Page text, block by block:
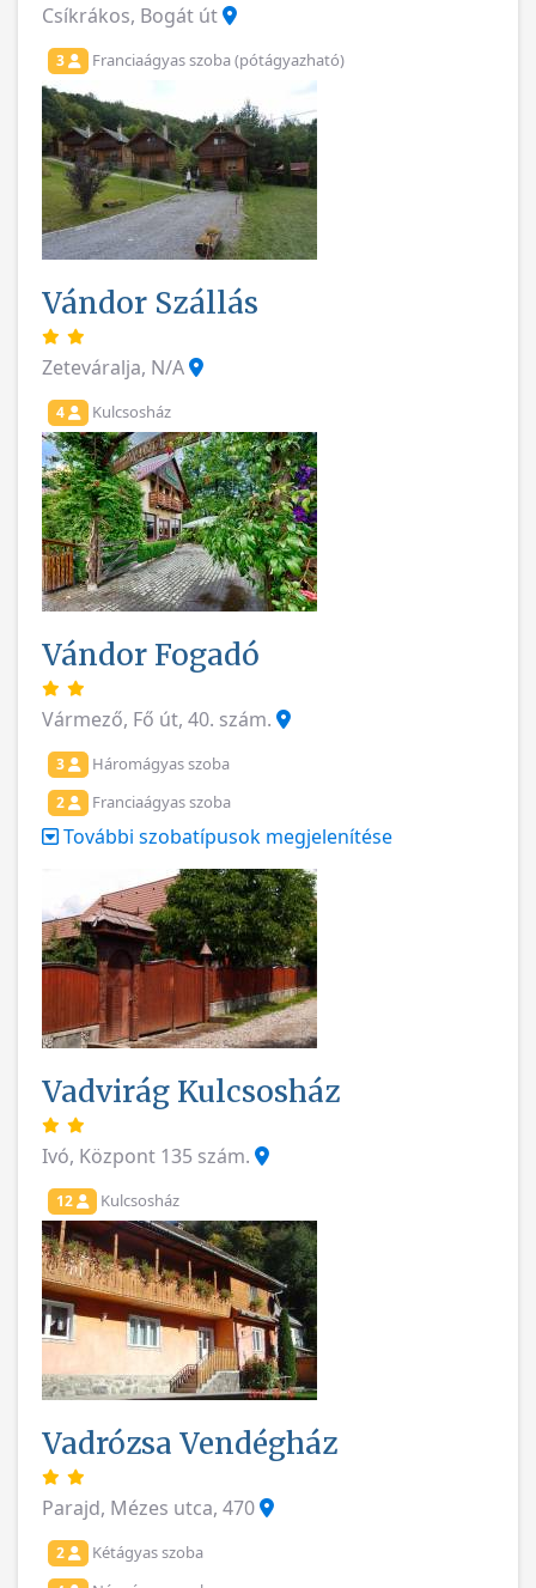
Csíkrákos, Bogát út
3 Franciaágyas szoba (pótágyazható)
Vándor Szállás
Zeteváralja, N/A
4 Kulcsosház
Vándor Fogadó
Vármező, Fő út, 40. szám.
3 Háromágyas szoba
2 Franciaágyas szoba
További szobatípusok megjelenítése
Vadvirág Kulcsosház
Ivó, Központ 135 szám.
12 Kulcsosház
Vadrózsa Vendégház
Parajd, Mézes utca, 470
2 Kétágyas szoba